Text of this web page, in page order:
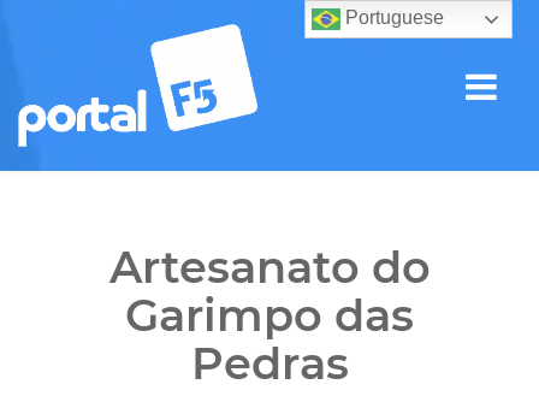
Artesanato do
Garimpo das
Pedras
Portuguese